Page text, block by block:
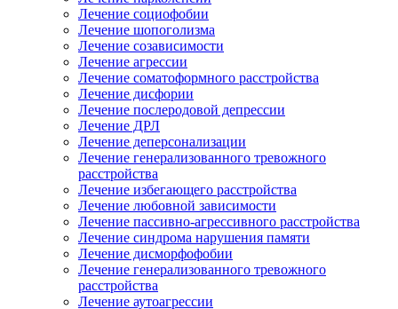
Лечение социофобии
Лечение шопоголизма
Лечение созависимости
Лечение агрессии
Лечение соматоформного расстройства
Лечение дисфории
Лечение послеродовой депрессии
Лечение ДРЛ
Лечение деперсонализации
Лечение генерализованного тревожного
расстройства
Лечение избегающего расстройства
Лечение любовной зависимости
Лечение пассивно-агрессивного расстройства
Лечение синдрома нарушения памяти
Лечение дисморфофобии
Лечение генерализованного тревожного
расстройства
Лечение аутоагрессии